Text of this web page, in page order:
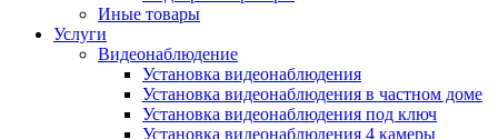
Иные товары
Услуги
Видеонаблюдение
Установка видеонаблюдения
Установка видеонаблюдения в частном доме
Установка видеонаблюдения под ключ
Установка видеонаблюдения 4 камеры